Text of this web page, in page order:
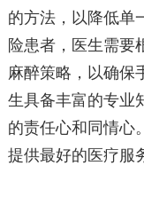
的方法，以降低单
险患者，医生需要
麻醉策略，以确保
生具备丰富的专业
的责任心和同情心
提供最好的医疗服